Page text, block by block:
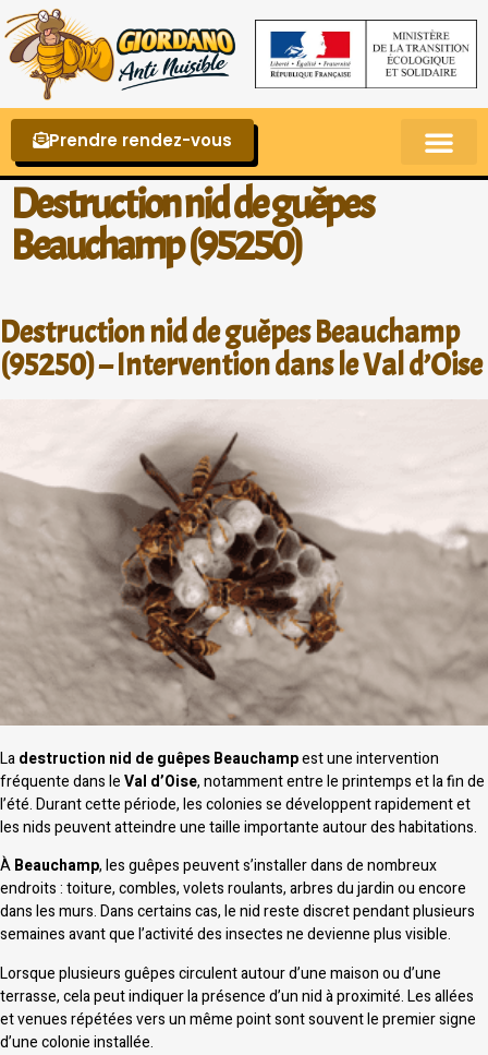
Prendre rendez-vous
Destruction nid de guêpes
Beauchamp (95250)
Destruction nid de guêpes Beauchamp
(95250) – Intervention dans le Val d’Oise
Ladestruction nid de guêpes Beauchampest une intervention
fréquente dans leVal d’Oise, notamment entre le printemps et la fin de
l’été. Durant cette période, les colonies se développent rapidement et
les nids peuvent atteindre une taille importante autour des habitations.
ÀBeauchamp, les guêpes peuvent s’installer dans de nombreux
endroits : toiture, combles, volets roulants, arbres du jardin ou encore
dans les murs. Dans certains cas, le nid reste discret pendant plusieurs
semaines avant que l’activité des insectes ne devienne plus visible.
Lorsque plusieurs guêpes circulent autour d’une maison ou d’une
terrasse, cela peut indiquer la présence d’un nid à proximité. Les allées
et venues répétées vers un même point sont souvent le premier signe
d’une colonie installée.